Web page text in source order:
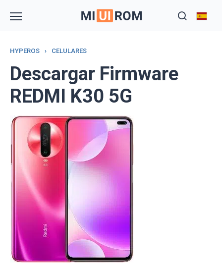
HYPEROS › CELULARES
Descargar Firmware
REDMI K30 5G